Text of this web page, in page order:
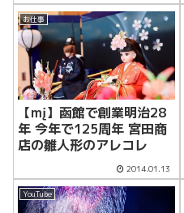
お仕事
【mį】函館で創業明治28
年 今年で125周年 宮田商
店の雛人形のアレコレ
2014.01.13
YouTube